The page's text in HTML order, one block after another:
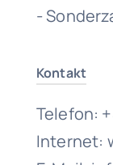
-
Kontakt
Telefon:
Internet: